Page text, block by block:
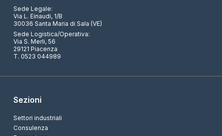
Sede Legale:
Via L. Einaudi, 1/B
30036 Santa Maria di Sala (VE)
Sede Logistica/Operativa:
Via S. Merli, 56
29121 Piacenza
T. 0523 044989
Sezioni
Settori industriali
Consulenza